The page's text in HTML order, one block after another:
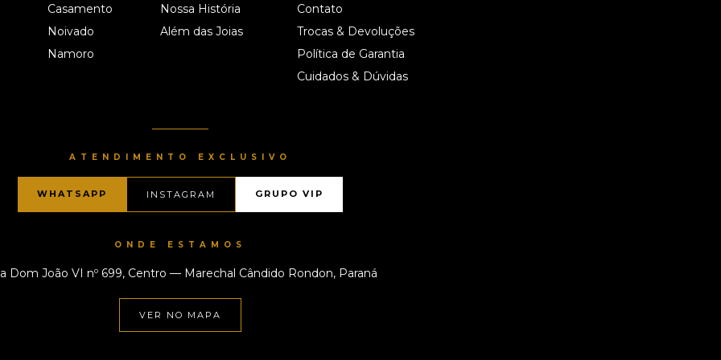
Casamento
Noivado
Namoro
Nossa História
Além das Joias
Contato
Trocas & Devoluções
Política de Garantia
Cuidados & Dúvidas
ATENDIMENTO EXCLUSIVO
WHATSAPP INSTAGRAM GRUPO VIP
ONDE ESTAMOS
Dom João VI nº 699, Centro — Marechal Cândido Rondon, Paraná
VER NO MAPA